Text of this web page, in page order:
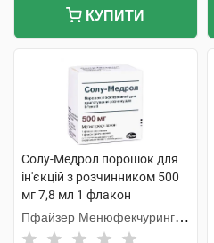
КУПИТИ
Солу-Медрол порошок для
ін'єкцій з розчинником 500
мг 7,8 мл 1 флакон
Пфайзер Менюфекчуринг
Бельгія